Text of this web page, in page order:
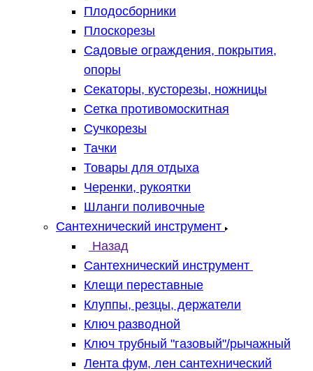
Плодосборники
Плоскорезы
Садовые ограждения, покрытия,
опоры
Секаторы, кусторезы, ножницы
Сетка противомоскитная
Сучкорезы
Тачки
Товары для отдыха
Черенки, рукоятки
Шланги поливочные
Сантехнический инструмент
Назад
Сантехнический инструмент
Клещи переставные
Клуппы, резцы, держатели
Ключ разводной
Ключ трубный "газовый"/рычажный
Лента фум, лен сантехнический